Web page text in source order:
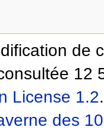
de
12
License 1.2.
des